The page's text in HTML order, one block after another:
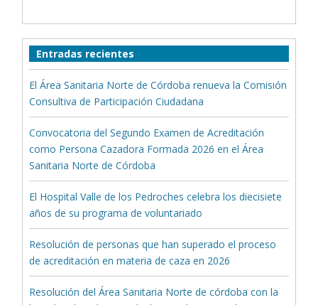
Entradas recientes
El Área Sanitaria Norte de Córdoba renueva la Comisión
Consultiva de Participación Ciudadana
Convocatoria del Segundo Examen de Acreditación
como Persona Cazadora Formada 2026 en el Área
Sanitaria Norte de Córdoba
El Hospital Valle de los Pedroches celebra los diecisiete
años de su programa de voluntariado
Resolución de personas que han superado el proceso
de acreditación en materia de caza en 2026
Resolución del Área Sanitaria Norte de córdoba con la